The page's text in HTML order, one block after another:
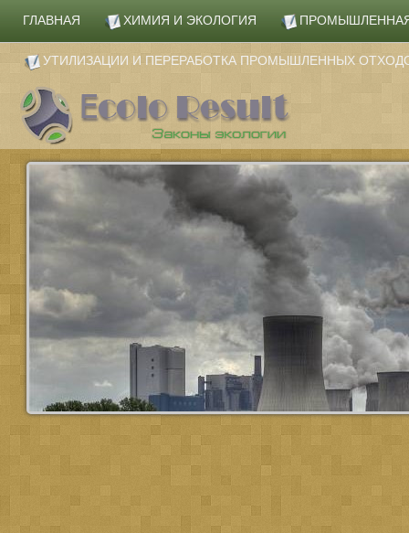
ГЛАВНАЯ ХИМИЯ И ЭКОЛОГИЯ
УТИЛИЗАЦИИ И ПЕРЕРАБОТКА ПРОМЫШЛЕННЫХ